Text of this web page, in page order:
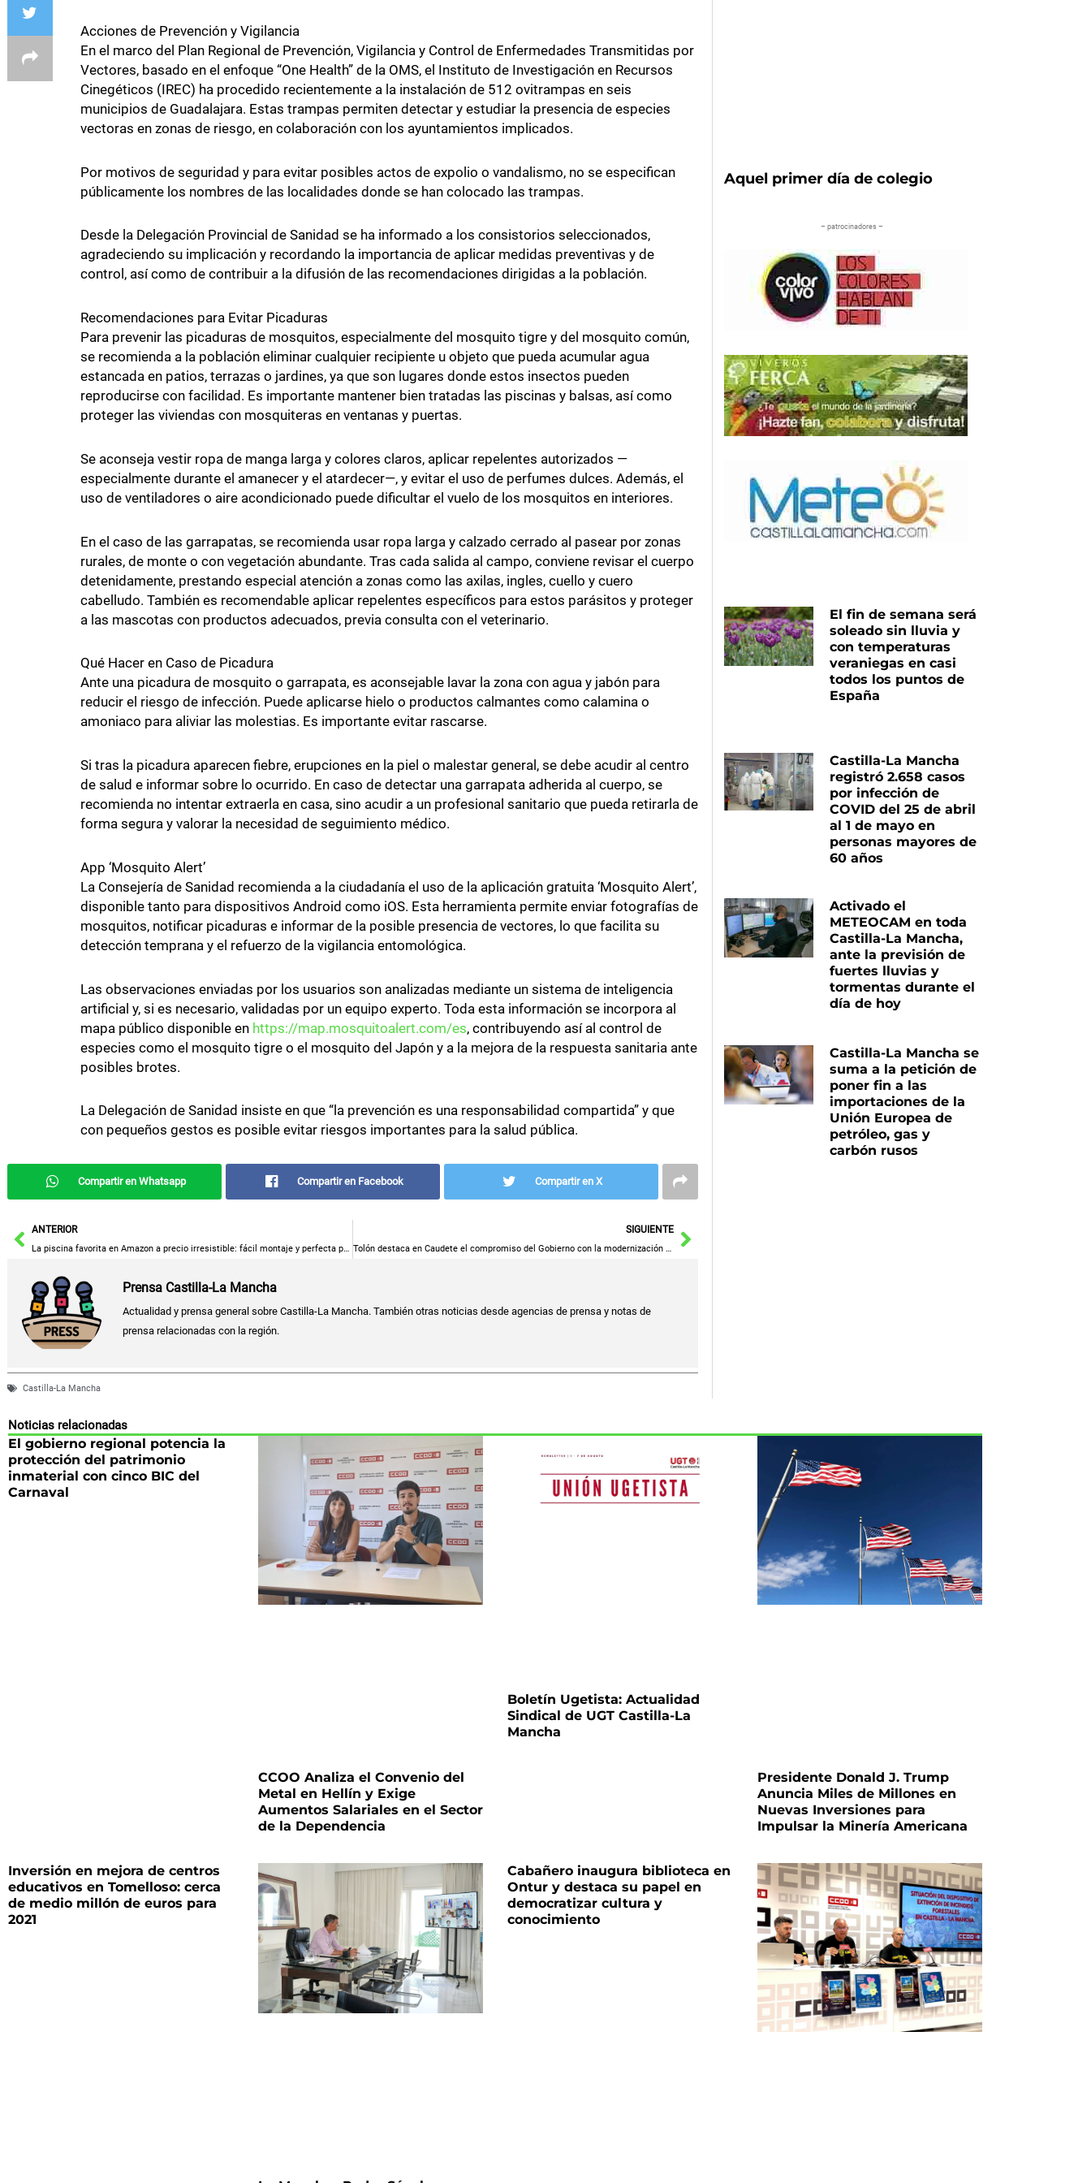
Acciones de Prevención y Vigilancia
En el marco del Plan Regional de Prevención, Vigilancia y Control de Enfermedades Transmitidas por
Vectores, basado en el enfoque “One Health” de la OMS, el Instituto de Investigación en Recursos
Cinegéticos (IREC) ha procedido recientemente a la instalación de 512 ovitrampas en seis
municipios de Guadalajara. Estas trampas permiten detectar y estudiar la presencia de especies
vectoras en zonas de riesgo, en colaboración con los ayuntamientos implicados.
Por motivos de seguridad y para evitar posibles actos de expolio o vandalismo, no se especifican
públicamente los nombres de las localidades donde se han colocado las trampas.
Desde la Delegación Provincial de Sanidad se ha informado a los consistorios seleccionados,
agradeciendo su implicación y recordando la importancia de aplicar medidas preventivas y de
control, así como de contribuir a la difusión de las recomendaciones dirigidas a la población.
Recomendaciones para Evitar Picaduras
Para prevenir las picaduras de mosquitos, especialmente del mosquito tigre y del mosquito común,
se recomienda a la población eliminar cualquier recipiente u objeto que pueda acumular agua
estancada en patios, terrazas o jardines, ya que son lugares donde estos insectos pueden
reproducirse con facilidad. Es importante mantener bien tratadas las piscinas y balsas, así como
proteger las viviendas con mosquiteras en ventanas y puertas.
Se aconseja vestir ropa de manga larga y colores claros, aplicar repelentes autorizados —
especialmente durante el amanecer y el atardecer—, y evitar el uso de perfumes dulces. Además, el
uso de ventiladores o aire acondicionado puede dificultar el vuelo de los mosquitos en interiores.
En el caso de las garrapatas, se recomienda usar ropa larga y calzado cerrado al pasear por zonas
rurales, de monte o con vegetación abundante. Tras cada salida al campo, conviene revisar el cuerpo
detenidamente, prestando especial atención a zonas como las axilas, ingles, cuello y cuero
cabelludo. También es recomendable aplicar repelentes específicos para estos parásitos y proteger
a las mascotas con productos adecuados, previa consulta con el veterinario.
Qué Hacer en Caso de Picadura
Ante una picadura de mosquito o garrapata, es aconsejable lavar la zona con agua y jabón para
reducir el riesgo de infección. Puede aplicarse hielo o productos calmantes como calamina o
amoniaco para aliviar las molestias. Es importante evitar rascarse.
Si tras la picadura aparecen fiebre, erupciones en la piel o malestar general, se debe acudir al centro
de salud e informar sobre lo ocurrido. En caso de detectar una garrapata adherida al cuerpo, se
recomienda no intentar extraerla en casa, sino acudir a un profesional sanitario que pueda retirarla de
forma segura y valorar la necesidad de seguimiento médico.
App ‘Mosquito Alert’
La Consejería de Sanidad recomienda a la ciudadanía el uso de la aplicación gratuita ‘Mosquito Alert’,
disponible tanto para dispositivos Android como iOS. Esta herramienta permite enviar fotografías de
mosquitos, notificar picaduras e informar de la posible presencia de vectores, lo que facilita su
detección temprana y el refuerzo de la vigilancia entomológica.
Las observaciones enviadas por los usuarios son analizadas mediante un sistema de inteligencia
artificial y, si es necesario, validadas por un equipo experto. Toda esta información se incorpora al
mapa público disponible en https://map.mosquitoalert.com/es, contribuyendo así al control de
especies como el mosquito tigre o el mosquito del Japón y a la mejora de la respuesta sanitaria ante
posibles brotes.
La Delegación de Sanidad insiste en que “la prevención es una responsabilidad compartida” y que
con pequeños gestos es posible evitar riesgos importantes para la salud pública.
Compartir en Whatsapp Compartir en Facebook Compartir en X
AntANTERIOR
La piscina favorita en Amazon a precio irresistible: fácil montaje y perfecta para refrescarse
SIGUIENTE
Tolón destaca en Caudete el compromiso del Gobierno con la modernización del sector industrial y la creación de empleo
Siguiente
Prensa Castilla-La Mancha
Actualidad y prensa general sobre Castilla-La Mancha. También otras noticias desde agencias de prensa y notas de
prensa relacionadas con la región.
Castilla-La Mancha
Aquel primer día de colegio
– patrocinadores –
El fin de semana será
soleado sin lluvia y
con temperaturas
veraniegas en casi
todos los puntos de
España
Castilla-La Mancha
registró 2.658 casos
por infección de
COVID del 25 de abril
al 1 de mayo en
personas mayores de
60 años
Activado el
METEOCAM en toda
Castilla-La Mancha,
ante la previsión de
fuertes lluvias y
tormentas durante el
día de hoy
Castilla-La Mancha se
suma a la petición de
poner fin a las
importaciones de la
Unión Europea de
petróleo, gas y
carbón rusos
Noticias relacionadas
El gobierno regional potencia la
protección del patrimonio
inmaterial con cinco BIC del
Carnaval
CCOO Analiza el Convenio del
Metal en Hellín y Exige
Aumentos Salariales en el Sector
de la Dependencia
Boletín Ugetista: Actualidad
Sindical de UGT Castilla-La
Mancha
Presidente Donald J. Trump
Anuncia Miles de Millones en
Nuevas Inversiones para
Impulsar la Minería Americana
Inversión en mejora de centros
educativos en Tomelloso: cerca
de medio millón de euros para
2021
Cabañero inaugura biblioteca en
Ontur y destaca su papel en
democratizar cultura y
conocimiento